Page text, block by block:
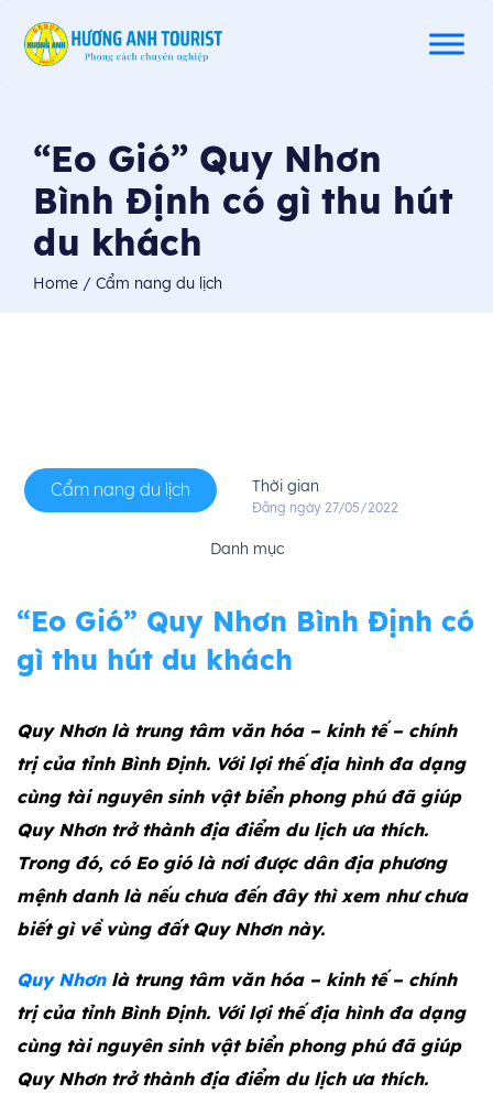
“Eo Gió” Quy Nhơn
Bình Định có gì thu hút
du khách
Home / Cẩm nang du lịch
Cẩm nang du lịch Thời gian
Đăng ngày 27/05/2022
Danh mục
“Eo Gió” Quy Nhơn Bình Định có
gì thu hút du khách
Quy Nhơn là trung tâm văn hóa – kinh tế – chính
trị của tỉnh Bình Định. Với lợi thế địa hình đa dạng
cùng tài nguyên sinh vật biển phong phú đã giúp
Quy Nhơn trở thành địa điểm du lịch ưa thích.
Trong đó, có Eo gió là nơi được dân địa phương
mệnh danh là nếu chưa đến đây thì xem như chưa
biết gì về vùng đất Quy Nhơn này.
Quy Nhơnlà trung tâm văn hóa – kinh tế – chính
trị của tỉnh Bình Định. Với lợi thế địa hình đa dạng
cùng tài nguyên sinh vật biển phong phú đã giúp
Quy Nhơn trở thành địa điểm du lịch ưa thích.